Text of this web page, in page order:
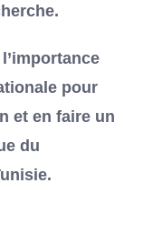
pour
et en faire un
du